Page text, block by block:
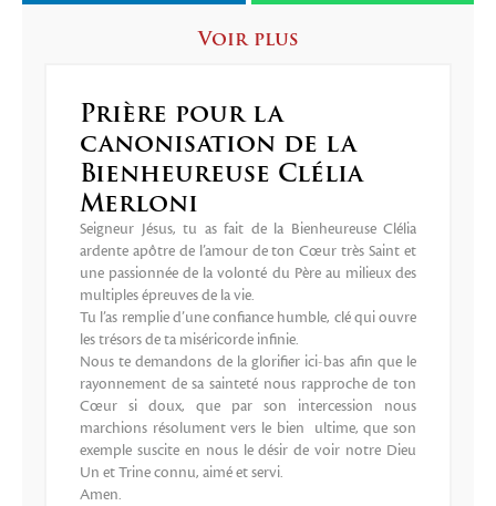
Voir plus
Prière pour la
canonisation de la
Bienheureuse Clélia
Merloni
Seigneur Jésus, tu as fait de la Bienheureuse Clélia
ardente apôtre de l’amour de ton Cœur très Saint et
une passionnée de la volonté du Père au milieux des
multiples épreuves de la vie.
Tu l’as remplie d’une confiance humble, clé qui ouvre
les trésors de ta miséricorde infinie.
Nous te demandons de la glorifier ici-bas afin que le
rayonnement de sa sainteté nous rapproche de ton
Cœur si doux, que par son intercession nous
marchions résolument vers le bien ultime, que son
exemple suscite en nous le désir de voir notre Dieu
Un et Trine connu, aimé et servi.
Amen.